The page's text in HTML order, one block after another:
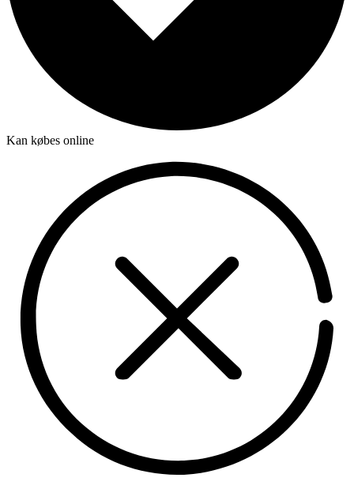
Kan købes online